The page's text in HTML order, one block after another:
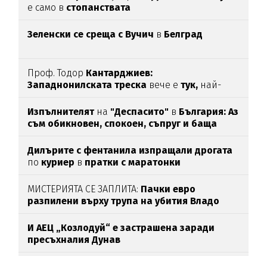
е само в стопанствата
Зеленски се среща с Вучич в Белград
Проф. Тодор Кантарджиев:
Западнонилската треска вече етук, най-
Изпълнителятна "Деспасито" в България: Аз
съм обикновен, спокоен, съпруг и баща
Дилърите с фентанила изпращали дрогата
по куриер в пратки с маратонки
МИСТЕРИЯТА СЕ ЗАПЛИТА: Пачки евро
разпилени върху трупа на убития Владо
И АЕЦ „Козлодуй“ е застрашена заради
пресъхналия Дунав